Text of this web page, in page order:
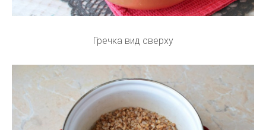
Гречка вид сверху